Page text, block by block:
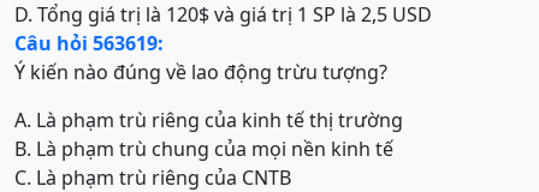
D. Tổng giá trị là 120$ và giá trị 1 SP là 2,5 USD
Câu hỏi 563619:
Ý kiến nào đúng về lao động trừu tượng?
A. Là phạm trù riêng của kinh tế thị trường
B. Là phạm trù chung của mọi nền kinh tế
C. Là phạm trù riêng của CNTB